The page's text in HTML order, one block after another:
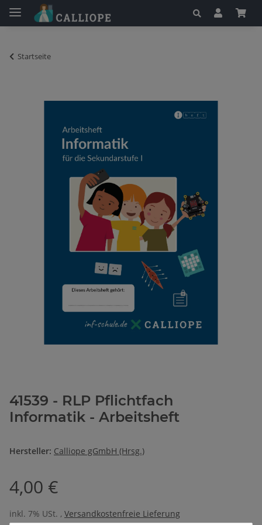
Startseite
41539 - RLP Pflichtfach
Informatik - Arbeitsheft
Hersteller: Calliope gGmbH (Hrsg.)
4,00 €
inkl. 7% USt. , Versandkostenfreie Lieferung